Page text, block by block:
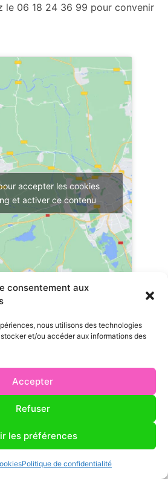
consentement aux
nous utilisons des technologies
et/ou accéder aux informations des
Accepter
Refuser
les préférences
Politique de confidentialité
le 06 18 24 36 99 pour convenir
accepter les cookies
et activer ce contenu